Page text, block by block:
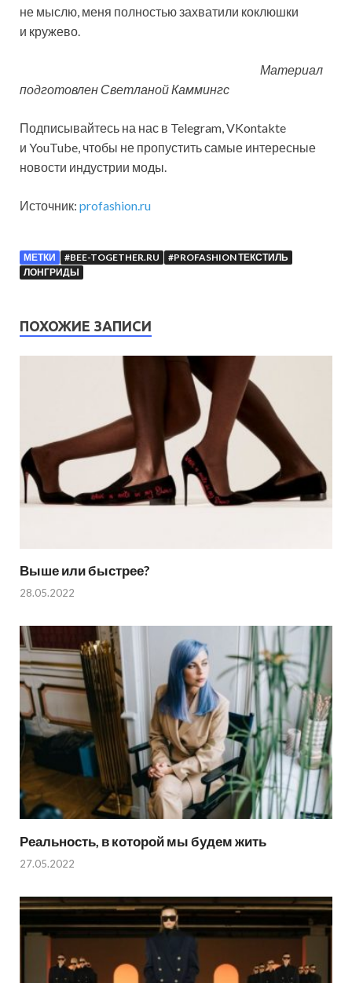
не мыслю, меня полностью захватили коклюшки
и кружево.
Материал
подготовлен Светланой Каммингс
Подписывайтесь на нас в Telegram, VKontakte
и YouTube, чтобы не пропустить самые интересные
новости индустрии моды.
Источник: profashion.ru
МЕТКИ #BEE-TOGETHER.RU
#PROFASHION ТЕКСТИЛЬ
ЛОНГРИДЫ
ПОХОЖИЕ ЗАПИСИ
Выше или быстрее?
28.05.2022
Реальность, в которой мы будем жить
27.05.2022